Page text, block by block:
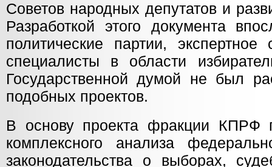
Советов народных депутатов и
Разработкой этого документа
политические партии,
специалисты в области
Государственной думой не был
подобных проектов.
В основу проекта фракции КПРФ
комплексного анализа
законодательства о выборах,